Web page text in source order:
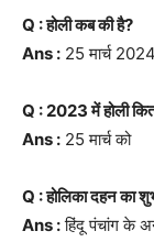
Q : होली कब की है?
Ans : 25 मार्च
Q : 2023 में होली
Ans : 25 मार्च को
Q : होलिका दहन का
Ans :हिंदू पंचांग के